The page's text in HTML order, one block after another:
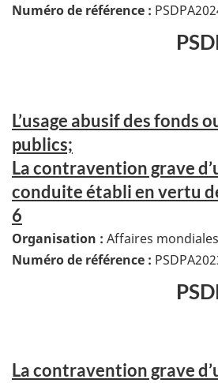
Numéro de référence :
L’usage abusif des fonds
publics;
La contravention grave
conduite établi en vertu
6
Organisation : Affaires
Numéro de référence :
La contravention grave